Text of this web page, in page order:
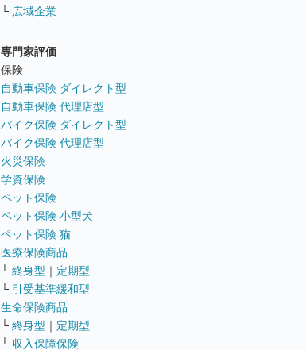
└ 広域企業
専門家評価
保険
自動車保険 ダイレクト型
自動車保険 代理店型
バイク保険 ダイレクト型
バイク保険 代理店型
火災保険
学資保険
ペット保険
ペット保険 小型犬
ペット保険 猫
医療保険商品
└ 終身型 ｜ 定期型
└ 引受基準緩和型
生命保険商品
└ 終身型 ｜ 定期型
└ 収入保障保険